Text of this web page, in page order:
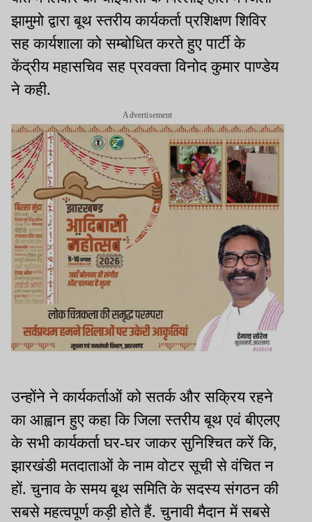
झामुमो द्वारा बूथ स्तरीय कार्यकर्ता प्रशिक्षण शिविर
सह कार्यशाला को सम्बोधित करते हुए पार्टी के
केंद्रीय महासचिव सह प्रवक्ता विनोद कुमार पाण्डेय
ने कही.
Advertisement
उन्होंने ने कार्यकर्ताओं को सतर्क और सक्रिय रहने
का आह्वान हुए कहा कि जिला स्तरीय बूथ एवं बीएलए
के सभी कार्यकर्ता घर-घर जाकर सुनिश्चित करें कि,
झारखंडी मतदाताओं के नाम वोटर सूची से वंचित न
हों. चुनाव के समय बूथ समिति के सदस्य संगठन की
सबसे महत्वपूर्ण कड़ी होते हैं. चुनावी मैदान में सबसे